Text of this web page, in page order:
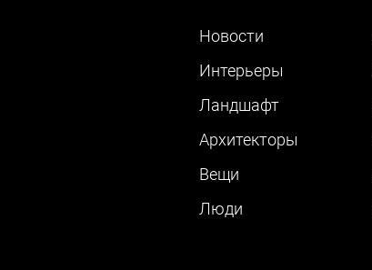
Новости
Интерьеры
Ландшафт
Архитекторы
Вещи
Люди